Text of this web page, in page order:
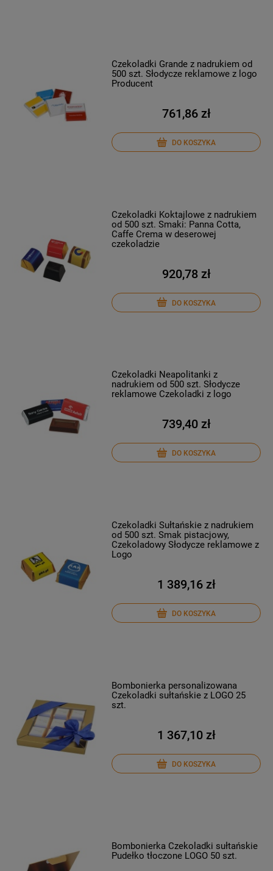
Czekoladki Grande z nadrukiem od
500 szt. Słodycze reklamowe z logo
Producent
761,86 zł
DO KOSZYKA
Czekoladki Koktajlowe z nadrukiem
od 500 szt. Smaki: Panna Cotta,
Caffe Crema w deserowej
czekoladzie
920,78 zł
DO KOSZYKA
Czekoladki Neapolitanki z
nadrukiem od 500 szt. Słodycze
reklamowe Czekoladki z logo
739,40 zł
DO KOSZYKA
Czekoladki Sułtańskie z nadrukiem
od 500 szt. Smak pistacjowy,
Czekoladowy Słodycze reklamowe z
Logo
1 389,16 zł
DO KOSZYKA
Bombonierka personalizowana
Czekoladki sułtańskie z LOGO 25
szt.
1 367,10 zł
DO KOSZYKA
Bombonierka Czekoladki sułtańskie
Pudełko tłoczone LOGO 50 szt.